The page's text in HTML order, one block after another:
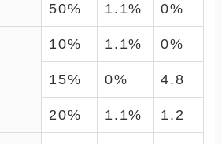
50% 1.1% 0%
10% 1.1% 0%
15% 0% 4.8
20% 1.1% 1.2